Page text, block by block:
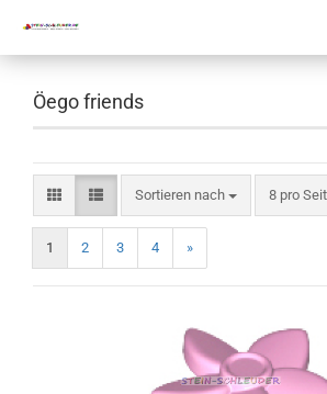
Öego friends
Sortieren nach 8 pro
1 2 3 4 »